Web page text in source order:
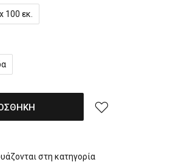
100 εκ.
στη κατηγορία